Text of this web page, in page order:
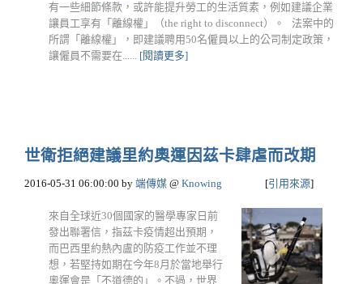
有一些細節條款，或許能提升勞工的生活質素，例如建議企業
讓員工享有「離線權」（the right to disconnect）。 法案中的
所謂「離線權」，即建議聘用50名僱員以上的公司制定政策，
讓僱員不需要在...... [閱讀更多]
世衛拒絕建議里約奧運因茲卡肆虐而改期
2016-05-31 06:00:00 by 端傳媒 @ Knowing [引用來源]
來自全球近30個國家的醫學專家日前
發出聯署信，指茲卡疫情超出預期，
而巴西里約熱內盧的防疫工作並不理
想，若堅持如期在今年8月於當地舉行
奧運會是「不道德的」。不過，世界